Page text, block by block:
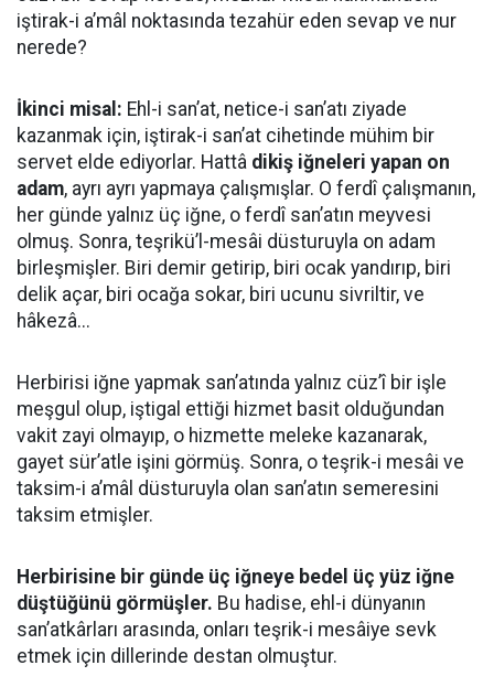
iştirak-i a’mâl noktasında tezahür eden sevap ve nur
nerede?
İkinci misal: Ehl-i san’at, netice-i san’atı ziyade
kazanmak için, iştirak-i san’at cihetinde mühim bir
servet elde ediyorlar. Hattâ dikiş iğneleri yapan on
adam, ayrı ayrı yapmaya çalışmışlar. O ferdî çalışmanın,
her günde yalnız üç iğne, o ferdî san’atın meyvesi
olmuş. Sonra, teşrikü’l-mesâi düsturuyla on adam
birleşmişler. Biri demir getirip, biri ocak yandırıp, biri
delik açar, biri ocağa sokar, biri ucunu sivriltir, ve
hâkezâ...
Herbirisi iğne yapmak san’atında yalnız cüz’î bir işle
meşgul olup, iştigal ettiği hizmet basit olduğundan
vakit zayi olmayıp, o hizmette meleke kazanarak,
gayet sür’atle işini görmüş. Sonra, o teşrik-i mesâi ve
taksim-i a’mâl düsturuyla olan san’atın semeresini
taksim etmişler.
Herbirisine bir günde üç iğneye bedel üç yüz iğne
düştüğünü görmüşler. Bu hadise, ehl-i dünyanın
san’atkârları arasında, onları teşrik-i mesâiye sevk
etmek için dillerinde destan olmuştur.